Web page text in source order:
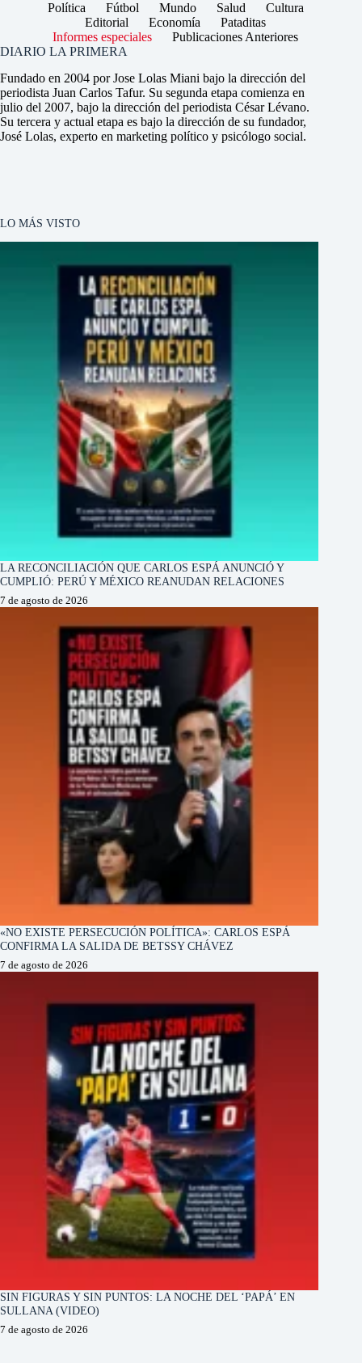
Política Fútbol Mundo Salud
Cultura
Editorial
Economía
Pataditas
Informes especiales
Publicaciones Anteriores
DIARIO LA PRIMERA
Fundado en 2004 por Jose Lolas Miani bajo la dirección del
periodista Juan Carlos Tafur. Su segunda etapa comienza en
julio del 2007, bajo la dirección del periodista César Lévano.
Su tercera y actual etapa es bajo la dirección de su fundador,
José Lolas, experto en marketing político y psicólogo social.
LO MÁS VISTO
LA RECONCILIACIÓN QUE CARLOS ESPÁ ANUNCIÓ Y
CUMPLIÓ: PERÚ Y MÉXICO REANUDAN RELACIONES
7 de agosto de 2026
«NO EXISTE PERSECUCIÓN POLÍTICA»: CARLOS ESPÁ
CONFIRMA LA SALIDA DE BETSSY CHÁVEZ
7 de agosto de 2026
SIN FIGURAS Y SIN PUNTOS: LA NOCHE DEL ‘PAPÁ’ EN
SULLANA (VIDEO)
7 de agosto de 2026